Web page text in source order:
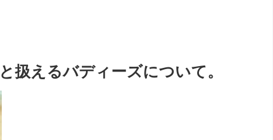
扱えるバディーズについて。